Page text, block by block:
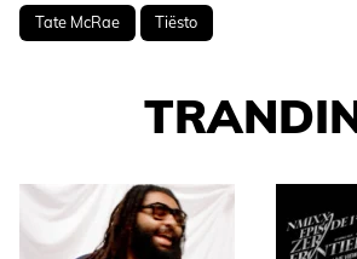
Tate McRae Tiësto